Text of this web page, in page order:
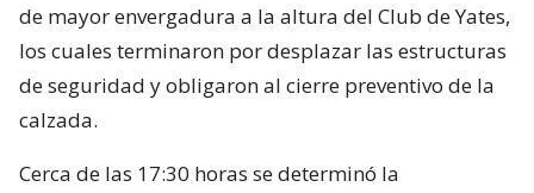
de mayor envergadura a la altura del Club de Yates,
los cuales terminaron por desplazar las estructuras
de seguridad y obligaron al cierre preventivo de la
calzada.
Cerca de las 17:30 horas se determinó la